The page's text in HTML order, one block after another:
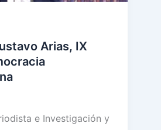
Arias, IX
e Investigación y